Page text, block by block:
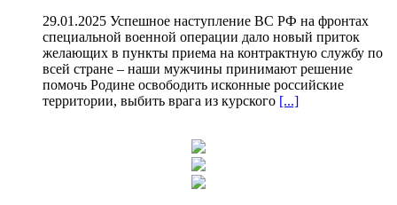
29.01.2025 Успешное наступление ВС РФ на фронтах
специальной военной операции дало новый приток
желающих в пункты приема на контрактную службу по
всей стране – наши мужчины принимают решение
помочь Родине освободить исконные российские
территории, выбить врага из курского [...]